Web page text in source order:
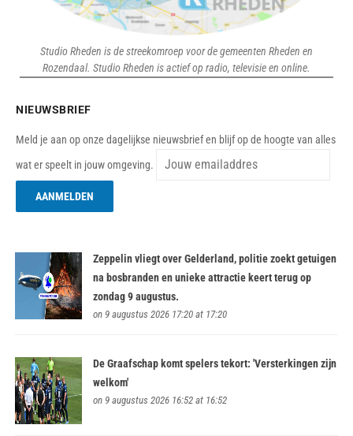
Studio Rheden is de streekomroep voor de gemeenten Rheden en
Rozendaal. Studio Rheden is actief op radio, televisie en online.
NIEUWSBRIEF
Meld je aan op onze dagelijkse nieuwsbrief en blijf op de hoogte van alles
wat er speelt in jouw omgeving.
Zeppelin vliegt over Gelderland, politie zoekt getuigen
na bosbranden en unieke attractie keert terug op
zondag 9 augustus.
on 9 augustus 2026 17:20 at 17:20
De Graafschap komt spelers tekort: 'Versterkingen zijn
welkom'
on 9 augustus 2026 16:52 at 16:52